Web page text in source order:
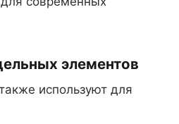
элементов
используют для